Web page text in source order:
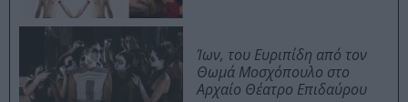
Ίων, του Ευριπίδη από τον
Θωμά Μοσχόπουλο στο
Αρχαίο Θέατρο Επιδαύρου